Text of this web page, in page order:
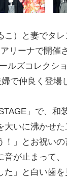
）と妻でタレ
リーナで開催
ルズコレクシ
で仲良く登場
」で、和
大いに沸かせ
！」とお祝い
音が止まって
」と白い歯を